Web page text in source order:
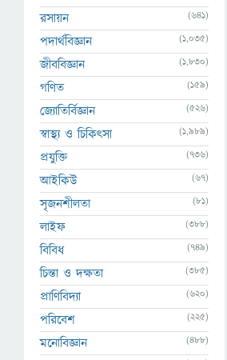
রসায়ন
(641)
পদার্থবিজ্ঞান (1,035)
জীববিজ্ঞান (1,830)
গণিত (159)
জ্যোতির্বিজ্ঞান (526)
স্বাস্থ্য ও চিকিৎসা (1,989)
প্রযুক্তি (736)
আইকিউ (67)
সৃজনশীলতা (81)
লাইফ (388)
বিবিধ (749)
চিন্তা ও দক্ষতা (385)
প্রাণিবিদ্যা (620)
পরিবেশ (225)
মনোবিজ্ঞান (488)